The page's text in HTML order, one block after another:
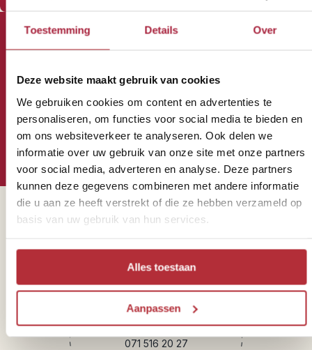
Toestemming Details Over
Deze website maakt gebruik van cookies
We gebruiken cookies om content en advertenties te
personaliseren, om functies voor social media te bieden en
om ons websiteverkeer te analyseren. Ook delen we
informatie over uw gebruik van onze site met onze partners
voor social media, adverteren en analyse. Deze partners
kunnen deze gegevens combineren met andere informatie
die u aan ze heeft verstrekt of die ze hebben verzameld op
basis van uw gebruik van hun services.
Alles toestaan
Aanpassen
Wil jij altijd als eerste op de
hoogte zijn van onze Riksja
Reisnieuwtjes?
Sparren of heb je vragen?
Telefoon
071 516 20 27